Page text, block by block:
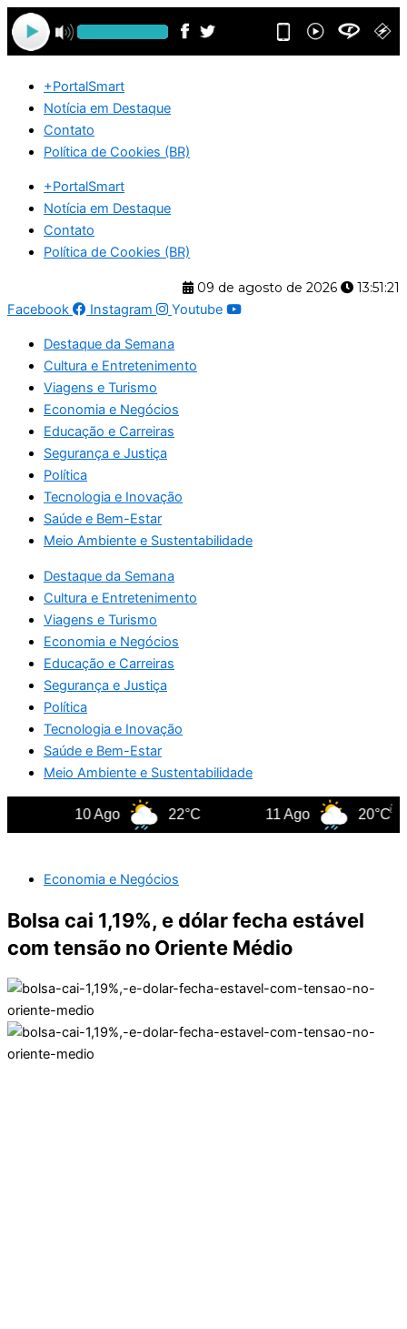
Ir
para
o
+PortalSmart
Notícia em Destaque
Contato
Política de Cookies (BR)
+PortalSmart
Notícia em Destaque
Contato
Política de Cookies (BR)
09 de agosto de 2026
13:51:21
Facebook
Instagram Youtube
Destaque da Semana
Cultura e Entretenimento
Viagens e Turismo
Economia e Negócios
Educação e Carreiras
Segurança e Justiça
Política
Tecnologia e Inovação
Saúde e Bem-Estar
Meio Ambiente e Sustentabilidade
Destaque da Semana
Cultura e Entretenimento
Viagens e Turismo
Economia e Negócios
Educação e Carreiras
Segurança e Justiça
Política
Tecnologia e Inovação
Saúde e Bem-Estar
Meio Ambiente e Sustentabilidade
10 Ago 22°C 11 Ago 20°C
Economia e Negócios
Bolsa cai 1,19%, e dólar fecha estável
com tensão no Oriente Médio